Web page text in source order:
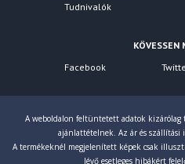
Tudnivalók
KÖVESSEN
Facebook
A weboldalon feltüntetett adatok
ajánlattételnek. Az ár és
A termékeknél megjelenített képek csak
lévő esetleges hibákért